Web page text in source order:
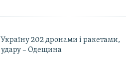
Україну 202 дронами і ракетами,
– Одещина